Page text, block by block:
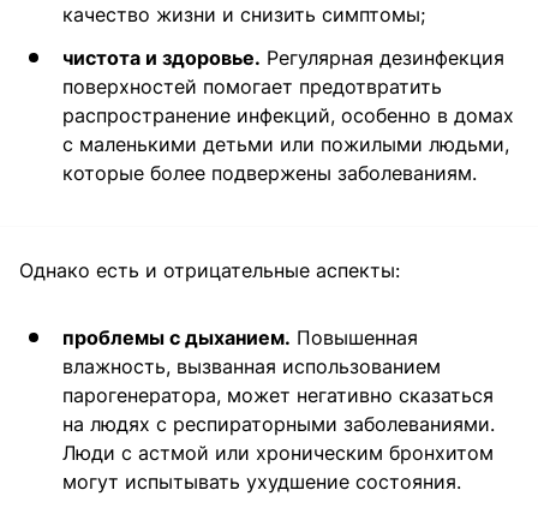
качество жизни и снизить симптомы;
чистота и здоровье. Регулярная дезинфекция
поверхностей помогает предотвратить
распространение инфекций, особенно в домах
с маленькими детьми или пожилыми людьми,
которые более подвержены заболеваниям.
Однако есть и отрицательные аспекты:
проблемы с дыханием. Повышенная
влажность, вызванная использованием
парогенератора, может негативно сказаться
на людях с респираторными заболеваниями.
Люди с астмой или хроническим бронхитом
могут испытывать ухудшение состояния.